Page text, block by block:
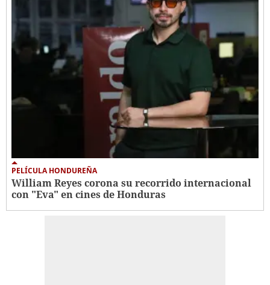
PELÍCULA HONDUREÑA
William Reyes corona su recorrido internacional
con "Eva" en cines de Honduras